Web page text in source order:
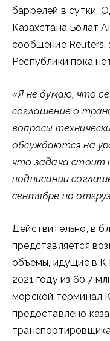
баррелей в сутки.
Казахстана Болат
сообщение Reuters,
Республики пока
«Я не думаю, что
соглашение о
вопросы
обсуждаются на
что задача стоит
подписании
сентябре по
Действительно, в
представляется
объемы, идущие в
2021 году из 60,7
морской терминал
предоставлено